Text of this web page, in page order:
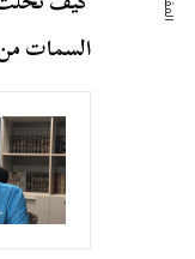
السمات